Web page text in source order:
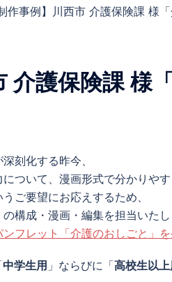
制作事例】川西市 介護保険課 様
介護保険課 様
刻化する昨今、
ついて、漫画形式で分かりやす
ご要望にお応えするため、
の構成・漫画・編集を担当いたし
フレット「介護のおしごと」を
中学生用 」ならびに「高校生以上